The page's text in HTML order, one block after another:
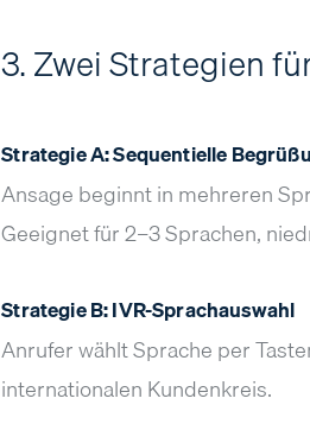
3. Zwei Strategien
Strategie A: Sequentielle
Ansage beginnt in mehreren
Geeignet für 2–3 Sprachen,
Strategie B: IVR-Sprachauswahl
Anrufer wählt Sprache per
internationalen Kundenkreis.